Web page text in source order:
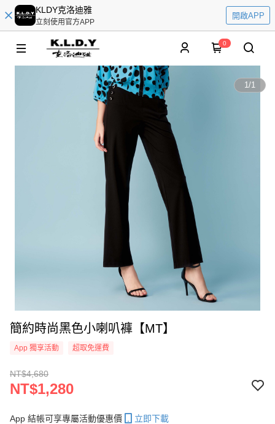
KLDY克洛迪雅
立刻使用官方APP
開啟APP
0
1/1
簡約時尚黑色小喇叭褲【MT】
App 獨享活動 超取免運費
NT$4,680
NT$1,280
App 結帳可享專屬活動優惠價 立即下載